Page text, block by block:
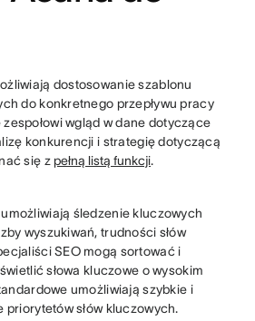
dostosowanie szablonu
do konkretnego przepływu pracy
wgląd w dane dotyczące
konkurencji i strategię dotyczącą
się z pełną listą funkcji.
śledzenie kluczowych
wyszukiwań, trudności słów
SEO mogą sortować i
słowa kluczowe o wysokim
umożliwiają szybkie i
priorytetów słów kluczowych.